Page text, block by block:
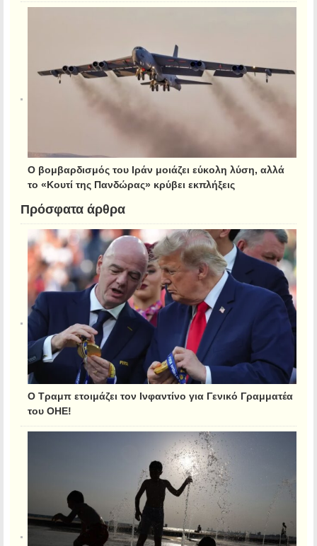
Ο βομβαρδισμός του Ιράν μοιάζει εύκολη λύση, αλλά
το «Κουτί της Πανδώρας» κρύβει εκπλήξεις
Πρόσφατα άρθρα
Ο Τραμπ ετοιμάζει τον Ινφαντίνο για Γενικό Γραμματέα
του ΟΗΕ!